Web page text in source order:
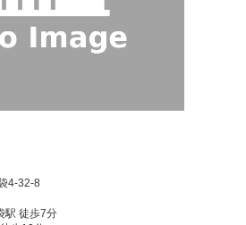
4-32-8
駅 徒歩7分